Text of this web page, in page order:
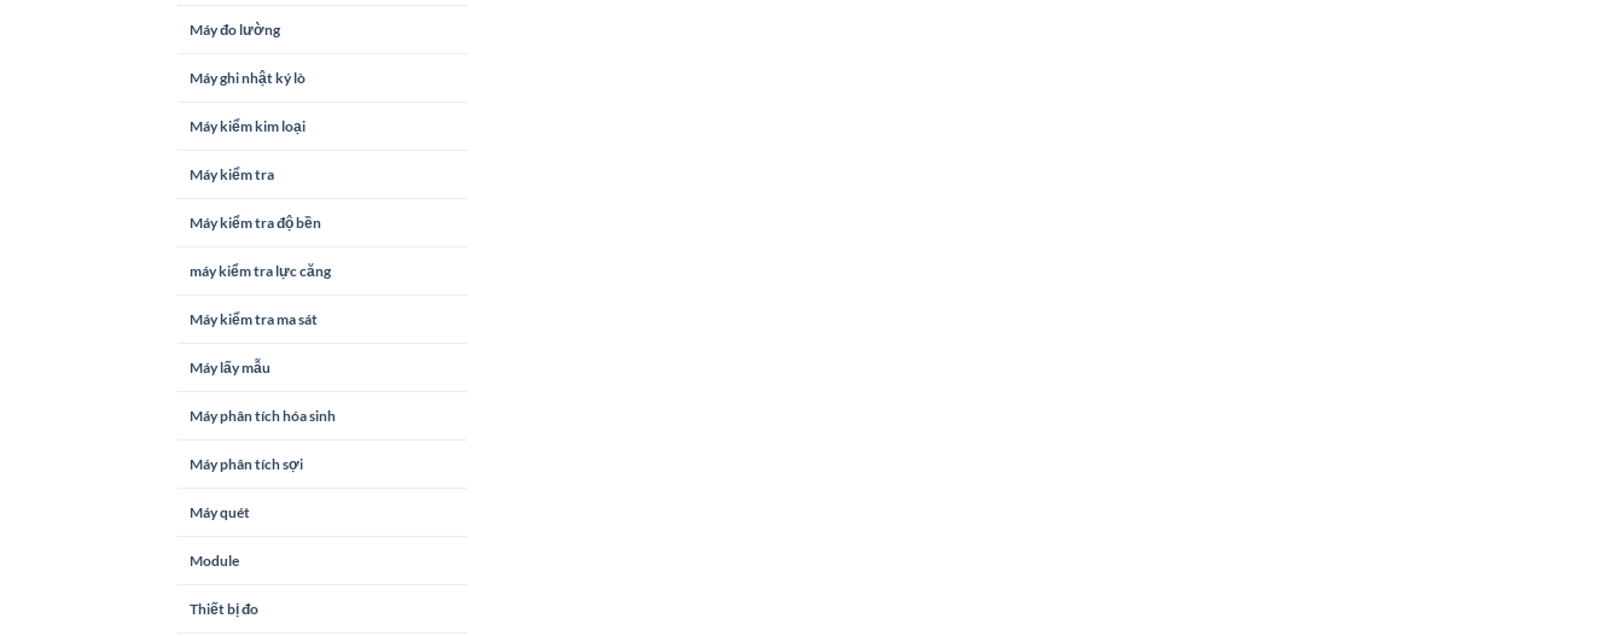
Máy đo lường
Máy ghi nhật ký lò
Máy kiểm kim loại
Máy kiểm tra
Máy kiểm tra độ bền
máy kiểm tra lực căng
Máy kiểm tra ma sát
Máy lấy mẫu
Máy phân tích hóa sinh
Máy phân tích sợi
Máy quét
Module
Thiết bị đo